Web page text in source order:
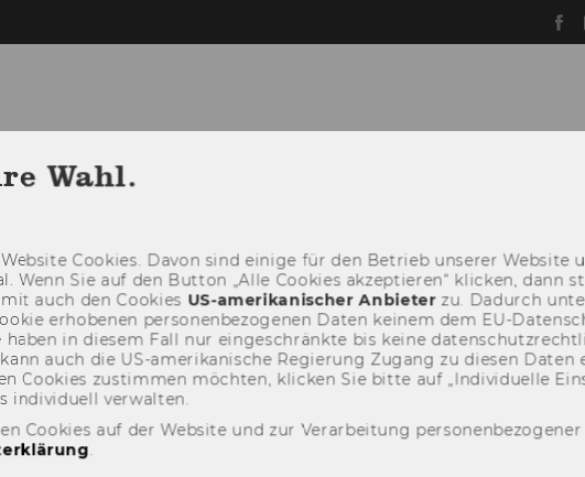
NEWS
Wahl.
Coo­kies. Davon sind ei­ni­ge für den Be­trieb un­se­rer
Wenn Sie auf den But­ton „Alle Coo­kies ak­zep­tie­ren“ kli­cken, dann
auch den Coo­kies US-​amerikanischer An­bie­terzu. Da­durch
er­ho­be­nen per­so­nen­be­zo­ge­nen Daten kei­nem dem EU-​
haben in die­sem Fall nur ein­ge­schränk­te bis keine
auch die US-​amerikanische Re­gie­rung Zu­gang zu die­sen Daten
Coo­kies zu­stim­men möch­ten, kli­cken Sie bitte auf „In­di­vi­du­el­le
in­di­vi­du­ell ver­wal­ten.
Cookies auf der Website und zur Verarbeitung
.